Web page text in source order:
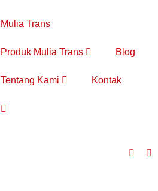
Mulia Trans
Produk Mulia Trans Blog
Tentang Kami Kontak
Toggle
Toggle